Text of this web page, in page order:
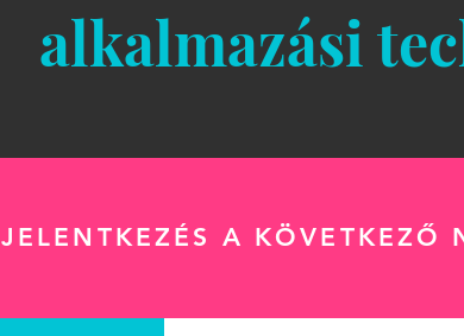
alkalmazási
JELENTKEZÉS A KÖVETKEZŐ